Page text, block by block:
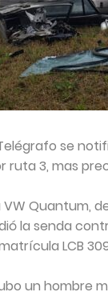
se
3, mas
VW Quantum,
la senda
LCB
un hombre